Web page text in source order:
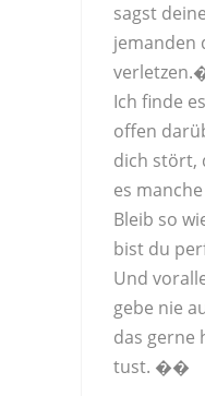
sagst
jemanden
Ich finde
offen
dich stört,
es
Bleib so
bist du
Und
gebe nie
das gerne
tust. ��